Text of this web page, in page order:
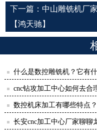
下一篇： 中山雕铣机厂
【鸿天驰】
什么是数控雕铣机？它有
cnc钻攻加工中心如何去合
数控机床加工有哪些特点
法-【鸿天驰】
长安cnc加工中心厂家聊聊